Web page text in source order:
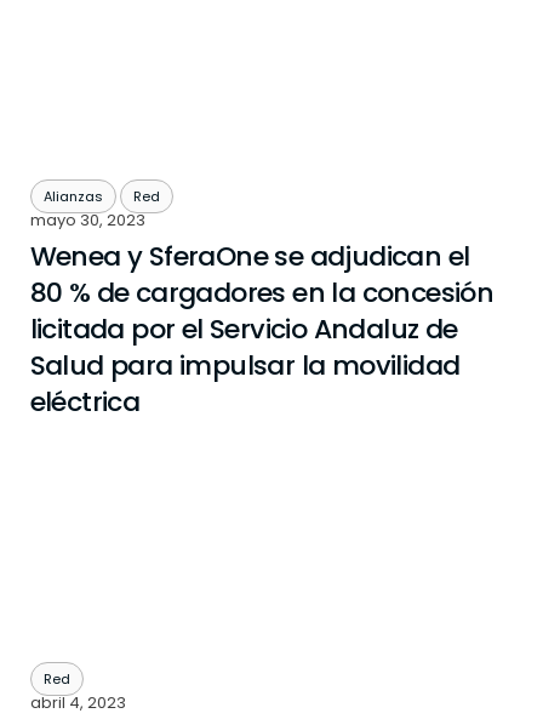
Alianzas Red
mayo 30, 2023
Wenea y SferaOne se adjudican el
80 % de cargadores en la concesión
licitada por el Servicio Andaluz de
Salud para impulsar la movilidad
eléctrica
Red
abril 4, 2023